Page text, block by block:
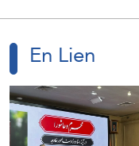
En Lien